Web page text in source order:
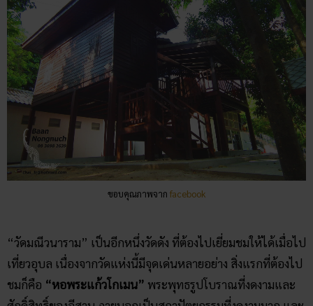
ขอบคุณภาพจาก facebook
“วัดมณีวนาราม” เป็นอีกหนึ่งวัดดัง ที่ต้องไปเยี่ยมชมให้ได้เมื่อไป
เที่ยวอุบล เนื่องจากวัดแห่งนี้มีจุดเด่นหลายอย่าง สิ่งแรกที่ต้องไป
ชมก็คือ “หอพระแก้วโกเมน” พระพุทธรูปโบราณที่งดงามและ